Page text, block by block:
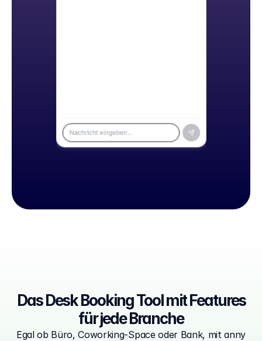
Das Desk Booking Tool mit Features
für jede Branche
Egal ob Büro, Coworking-Space oder Bank, mit anny